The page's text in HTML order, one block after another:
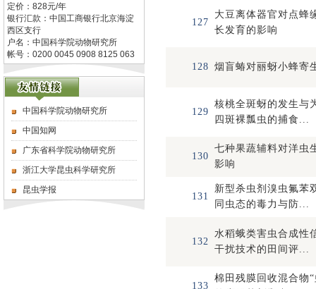
定价： 828元/年
银行汇款：中国工商银行北京海淀
西区支行
户名：中国科学院动物研究所
帐号：0200 0045 0908 8125 063
中国科学院动物研究所
中国知网
广东省科学院动物研究所
浙江大学昆虫科学研究所
昆虫学报
127
大豆离体器官对点蜂
长发育的影响
128 烟盲蝽对丽蚜小蜂寄
129
核桃全斑蚜的发生与
四斑裸瓢虫的捕食...
130
七种果蔬辅料对洋虫
影响
131
新型杀虫剂溴虫氟苯
同虫态的毒力与防...
132
水稻蛾类害虫合成性
干扰技术的田间评...
133
棉田残膜回收混合物